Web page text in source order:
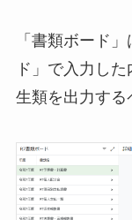
「書類ボード
ド」で入力し
生類を出力する